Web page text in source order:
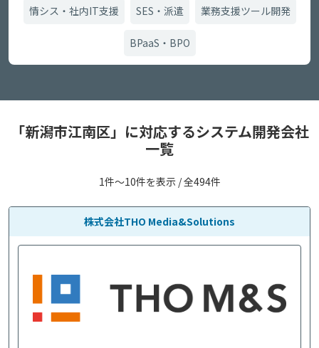
情シス・社内IT支援 SES・派遣 業務支援ツール開発
BPaaS・BPO
「新潟市江南区」に対応するシステム開発会社
一覧
1件〜10件を表示 / 全494件
株式会社THO Media&Solutions